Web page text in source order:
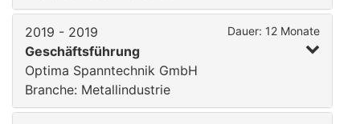
2019 - 2019 Dauer: 12 Monate
Geschäftsführung
Optima Spanntechnik GmbH
Branche: Metallindustrie